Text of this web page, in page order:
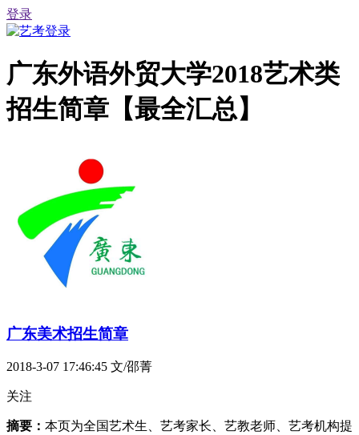
登录
广东外语外贸大学2018艺术类
招生简章【最全汇总】
广东美术招生简章
2018-3-07 17:46:45 文/邵菁
关注
摘要： 本页为全国艺术生、艺考家长、艺教老师、艺考机构提